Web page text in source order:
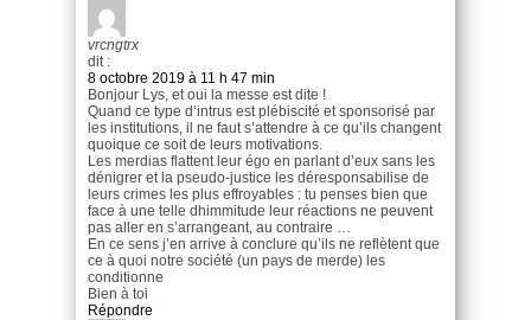
vrcngtrx
dit :
8 octobre 2019 à 11 h 47 min
Bonjour Lys, et oui la messe est dite !
Quand ce type d’intrus est plébiscité et sponsorisé par
les institutions, il ne faut s’attendre à ce qu’ils changent
quoique ce soit de leurs motivations.
Les merdias flattent leur égo en parlant d’eux sans les
dénigrer et la pseudo-justice les déresponsabilise de
leurs crimes les plus effroyables : tu penses bien que
face à une telle dhimmitude leur réactions ne peuvent
pas aller en s’arrangeant, au contraire …
En ce sens j’en arrive à conclure qu’ils ne reflètent que
ce à quoi notre société (un pays de merde) les
conditionne
Bien à toi
Répondre